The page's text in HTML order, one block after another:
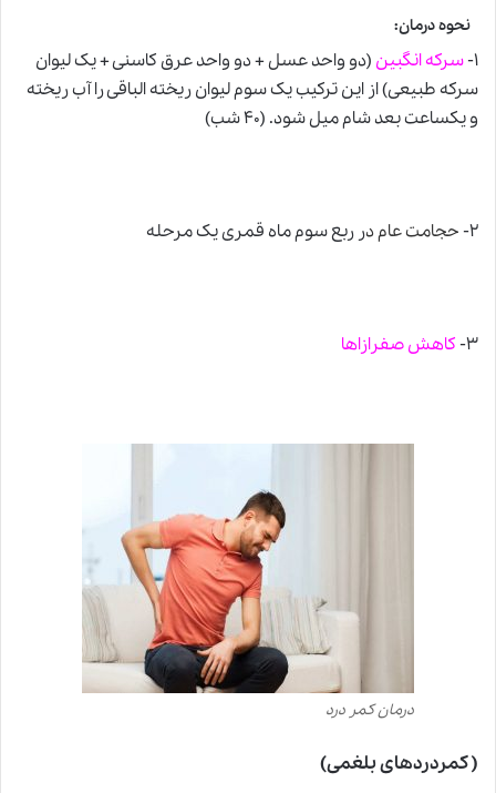
نحوه درمان:
۱- سرکه انگبین (دو واحد عسل + دو واحد عرق کاسنی + یک لیوان
سرکه طبیعی) از این ترکیب یک سوم لیوان ریخته الباقی را آب ریخته
و یکساعت بعد شام میل شود. (۴۰ شب)
۲- حجامت عامدر ربع سوم ماه قمری یک مرحله
۳- کاهش صفرازاها
درمان کمر درد
( کمردردهای بلغمی)